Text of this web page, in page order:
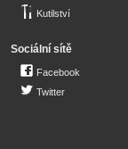
Kutilství
Sociální sítě
Facebook
Twitter